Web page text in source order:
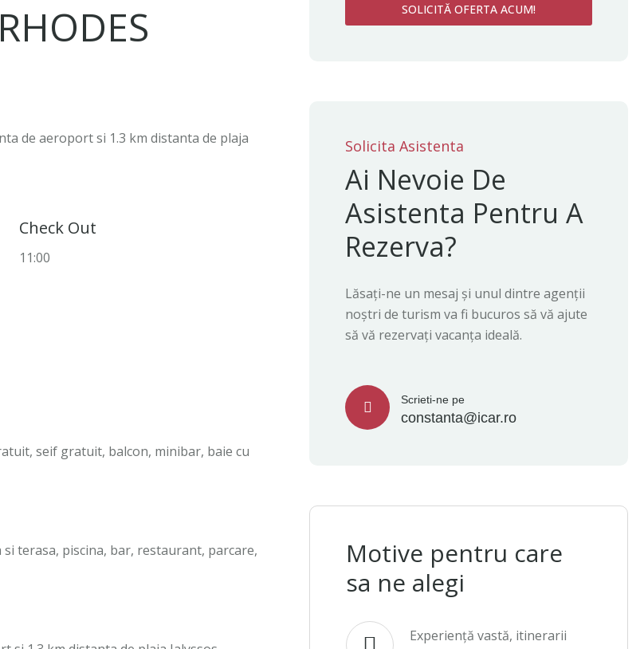
de aeroport si 1.3 km distanta de plaja
Check Out
11:00
seif gratuit, balcon, minibar, baie cu
terasa, piscina, bar, restaurant, parcare,
SOLICITĂ OFERTA ACUM!
Solicita Asistenta
Ai Nevoie De
Asistenta Pentru A
Rezerva?
Lăsați-ne un mesaj și unul dintre agenții
noștri de turism va fi bucuros să vă ajute
să vă rezervați vacanța ideală.
Scrieti-ne pe
constanta@icar.ro
Motive pentru care
sa ne alegi
Experiență vastă, itinerarii